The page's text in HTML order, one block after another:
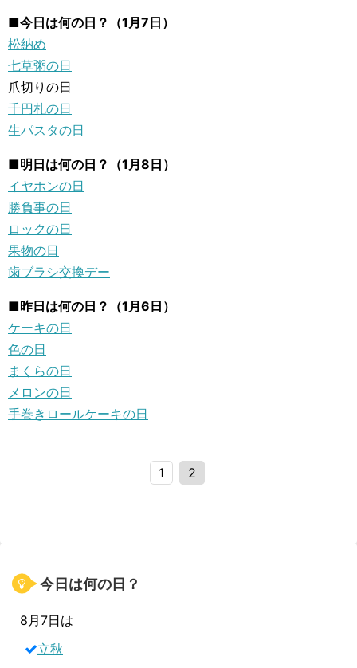
■今日は何の日？（1月7日）
松納め
七草粥の日
爪切りの日
千円札の日
生パスタの日
■明日は何の日？（1月8日）
イヤホンの日
勝負事の日
ロックの日
果物の日
歯ブラシ交換デー
■昨日は何の日？（1月6日）
ケーキの日
色の日
まくらの日
メロンの日
手巻きロールケーキの日
1 2
今日は何の日？
8月7日は
立秋